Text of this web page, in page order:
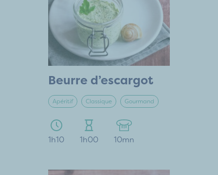
Beurre d’escargot
Apéritif Classique Gourmand
1h10 1h00 10mn